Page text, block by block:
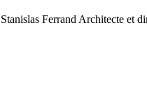
Ferrand Architecte et